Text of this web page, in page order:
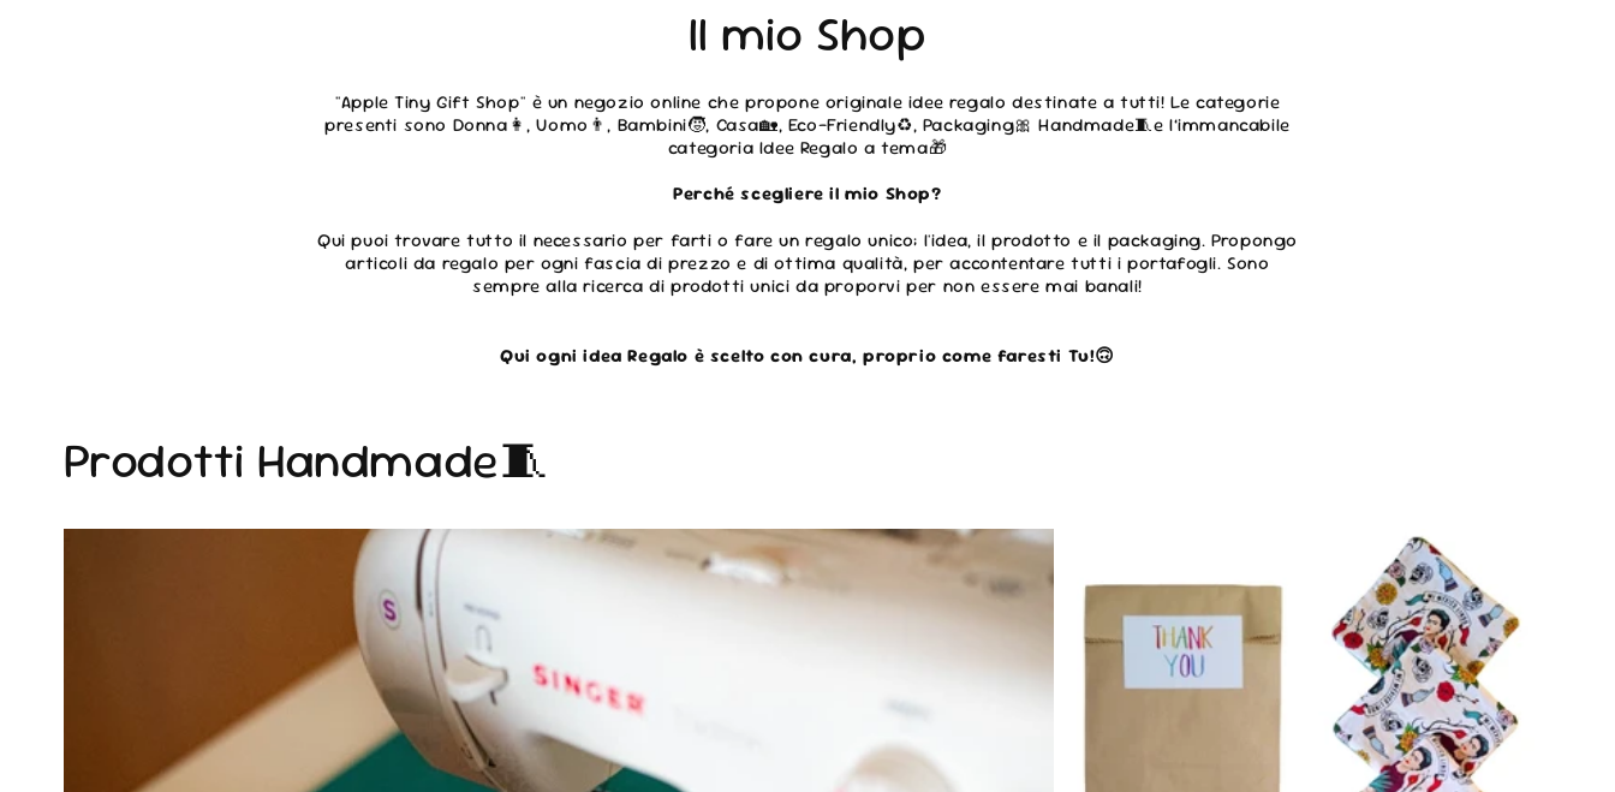
Il mio Shop
''Apple Tiny Gift Shop'' è un negozio online che propone originale idee regalo destinate a tutti! Le categorie
presenti sono Donna👩, Uomo👨, Bambini🧒, Casa🏡, Eco-Friendly♻️, Packaging🎀 Handmade🧵e l’immancabile
categoria Idee Regalo a tema🎁
Perché scegliere il mio Shop?
Qui puoi trovare tutto il necessario per farti o fare un regalo unico; l'idea, il prodotto e il packaging. Propongo
articoli da regalo per ogni fascia di prezzo e di ottima qualità, per accontentare tutti i portafogli. Sono
sempre alla ricerca di prodotti unici da proporvi per non essere mai banali!
Qui ogni idea Regalo è scelto con cura, proprio come faresti Tu!🙃
Prodotti Handmade🧵